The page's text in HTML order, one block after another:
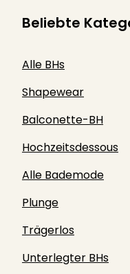
Beliebte
Alle BHs
Shapewear
Balconette-BH
Hochzeitsdessous
Alle Bademode
Plunge
Trägerlos
Unterlegter BHs